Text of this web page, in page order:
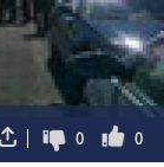
0
0